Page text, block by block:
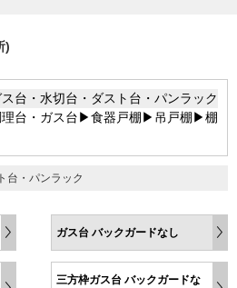
)
台・水切台・ダスト台・パンラック
台・ガス台▶食器戸棚▶吊戸棚▶棚
台・パンラック
ガス台 バックガードなし
三方枠ガス台 バックガードな